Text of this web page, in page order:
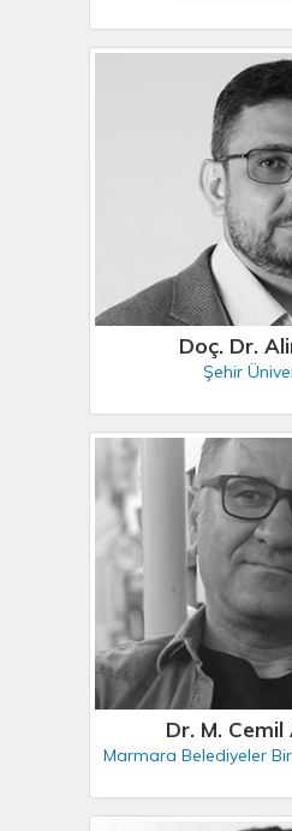
Doç. Dr.
Şehir
Dr. M. Cemil
Marmara Belediyeler